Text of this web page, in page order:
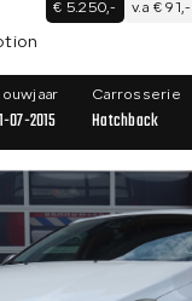
€ 5.250,- v.a €
07-2015
Carrosserie
Hatchback